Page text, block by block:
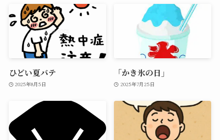
ひどい夏バテ
2025年8月5日
「かき氷の日」
2025年7月25日